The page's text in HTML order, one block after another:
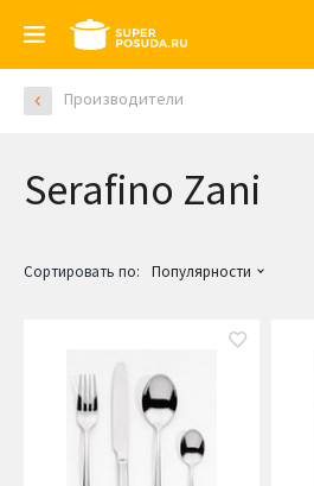
Производители
Serafino Zani
Сортировать по: Популярности